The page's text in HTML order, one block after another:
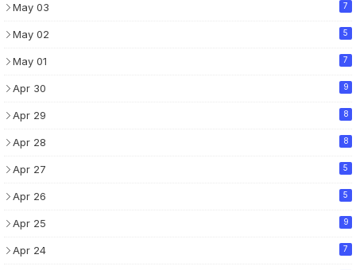
May 03 7
May 02 5
May 01 7
Apr 30 9
Apr 29 8
Apr 28 8
Apr 27 5
Apr 26 5
Apr 25 9
Apr 24 7